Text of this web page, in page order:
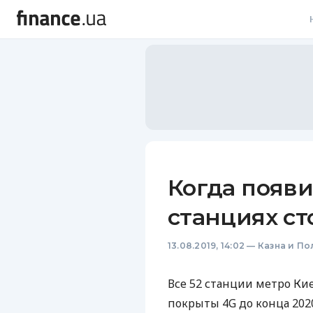
Когда
станциях
13.08.2019, 14:02 — Казна и
Все 52 станции метро
покрыты 4G до конца